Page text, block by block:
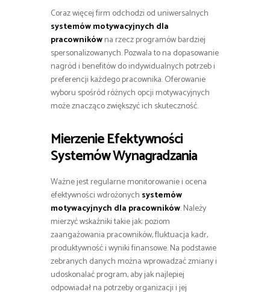
Coraz więcej firm odchodzi od uniwersalnych
systemów motywacyjnych dla
pracownikówna rzecz programów bardziej
spersonalizowanych. Pozwala to na dopasowanie
nagród i benefitów do indywidualnych potrzeb i
preferencji każdego pracownika. Oferowanie
wyboru spośród różnych opcji motywacyjnych
może znacząco zwiększyć ich skuteczność.
Mierzenie Efektywności
Systemów Wynagradzania
Ważne jest regularne monitorowanie i ocena
efektywności wdrożonych systemów
motywacyjnych dla pracowników. Należy
mierzyć wskaźniki takie jak: poziom
zaangażowania pracowników, fluktuacja kadr,
produktywność i wyniki finansowe. Na podstawie
zebranych danych można wprowadzać zmiany i
udoskonalać program, aby jak najlepiej
odpowiadał na potrzeby organizacji i jej